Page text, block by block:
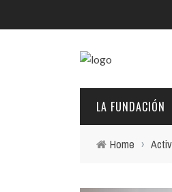
LA FUNDACIÓN
Home ›